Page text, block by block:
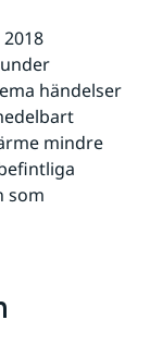
händelser
mindre
som